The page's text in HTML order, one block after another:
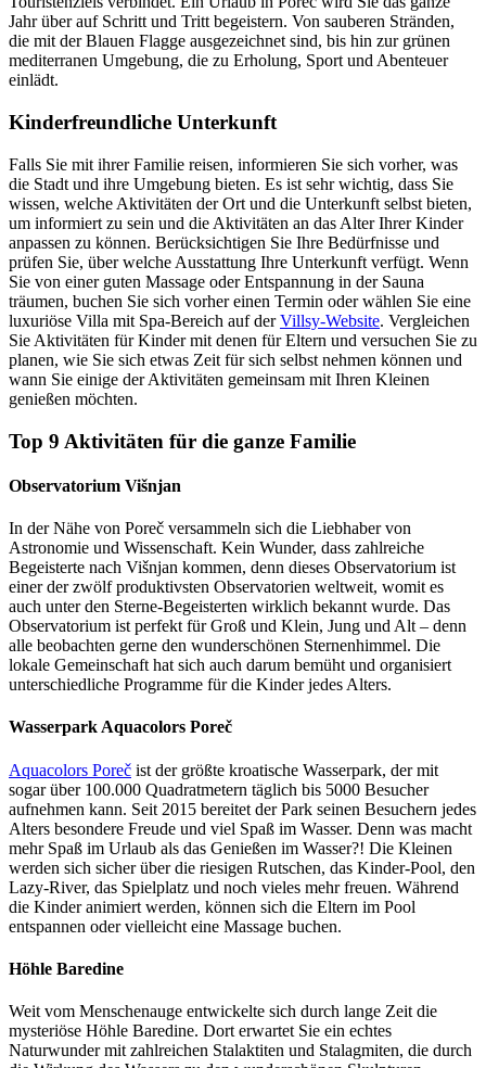
Jahr über auf Schritt und Tritt begeistern. Von sauberen Stränden,
die mit der Blauen Flagge ausgezeichnet sind, bis hin zur grünen
mediterranen Umgebung, die zu Erholung, Sport und Abenteuer
einlädt.
Kinderfreundliche Unterkunft
Falls Sie mit ihrer Familie reisen, informieren Sie sich vorher, was
die Stadt und ihre Umgebung bieten. Es ist sehr wichtig, dass Sie
wissen, welche Aktivitäten der Ort und die Unterkunft selbst bieten,
um informiert zu sein und die Aktivitäten an das Alter Ihrer Kinder
anpassen zu können. Berücksichtigen Sie Ihre Bedürfnisse und
prüfen Sie, über welche Ausstattung Ihre Unterkunft verfügt. Wenn
Sie von einer guten Massage oder Entspannung in der Sauna
träumen, buchen Sie sich vorher einen Termin oder wählen Sie eine
luxuriöse Villa mit Spa-Bereich auf derVillsy-Website. Vergleichen
Sie Aktivitäten für Kinder mit denen für Eltern und versuchen Sie zu
planen, wie Sie sich etwas Zeit für sich selbst nehmen können und
wann Sie einige der Aktivitäten gemeinsam mit Ihren Kleinen
genießen möchten.
Top 9 Aktivitäten für die ganze Familie
Observatorium Višnjan
In der Nähe von Poreč versammeln sich die Liebhaber von
Astronomie und Wissenschaft. Kein Wunder, dass zahlreiche
Begeisterte nach Višnjan kommen, denn dieses Observatorium ist
einer der zwölf produktivsten Observatorien weltweit, womit es
auch unter den Sterne-Begeisterten wirklich bekannt wurde. Das
Observatorium ist perfekt für Groß und Klein, Jung und Alt – denn
alle beobachten gerne den wunderschönen Sternenhimmel. Die
lokale Gemeinschaft hat sich auch darum bemüht und organisiert
unterschiedliche Programme für die Kinder jedes Alters.
Wasserpark Aquacolors Poreč
Aquacolors Poreč ist der größte kroatische Wasserpark, der mit
sogar über 100.000 Quadratmetern täglich bis 5000 Besucher
aufnehmen kann. Seit 2015 bereitet der Park seinen Besuchern jedes
Alters besondere Freude und viel Spaß im Wasser. Denn was macht
mehr Spaß im Urlaub als das Genießen im Wasser?! Die Kleinen
werden sich sicher über die riesigen Rutschen, das Kinder-Pool, den
Lazy-River, das Spielplatz und noch vieles mehr freuen. Während
die Kinder animiert werden, können sich die Eltern im Pool
entspannen oder vielleicht eine Massage buchen.
Höhle Baredine
Weit vom Menschenauge entwickelte sich durch lange Zeit die
mysteriöse Höhle Baredine. Dort erwartet Sie ein echtes
Naturwunder mit zahlreichen Stalaktiten und Stalagmiten, die durch